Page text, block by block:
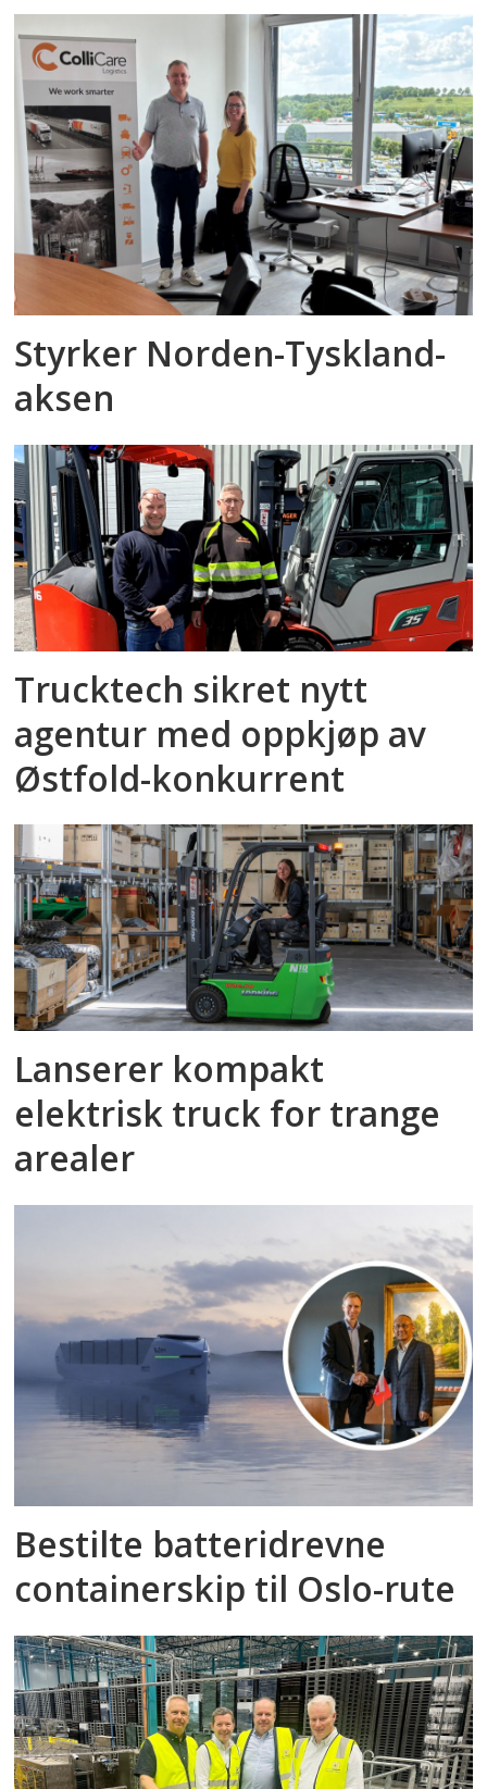
Styrker Norden-Tyskland-
aksen
Trucktech sikret nytt
agentur med oppkjøp av
Østfold-konkurrent
Lanserer kompakt
elektrisk truck for trange
arealer
Bestilte batteridrevne
containerskip til Oslo-rute